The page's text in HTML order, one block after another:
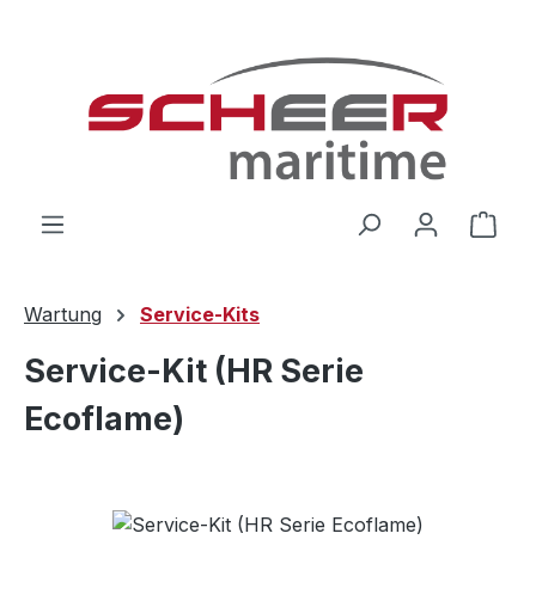
Wartung Service-Kits
Service-Kit (HR Serie
Ecoflame)
Bildergalerie überspringen